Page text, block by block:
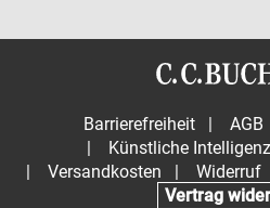
Barrierefreiheit | AGB
|
Künstliche Intelligenz
|
Versandkosten | Widerruf
Vertrag